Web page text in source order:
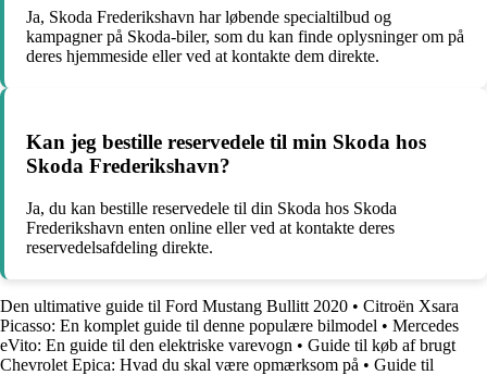
Ja, Skoda Frederikshavn har løbende specialtilbud og
kampagner på Skoda-biler, som du kan finde oplysninger om på
deres hjemmeside eller ved at kontakte dem direkte.
Kan jeg bestille reservedele til min Skoda hos
Skoda Frederikshavn?
Ja, du kan bestille reservedele til din Skoda hos Skoda
Frederikshavn enten online eller ved at kontakte deres
reservedelsafdeling direkte.
Den ultimative guide til Ford Mustang Bullitt 2020 • Citroën Xsara
Picasso: En komplet guide til denne populære bilmodel • Mercedes
eVito: En guide til den elektriske varevogn • Guide til køb af brugt
Chevrolet Epica: Hvad du skal være opmærksom på • Guide til